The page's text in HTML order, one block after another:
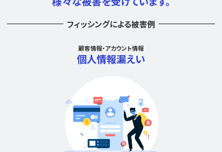
フィッシングによる被害例
顧客情報・アカウント情報
個人情報漏えい